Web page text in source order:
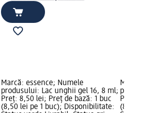
Marcă: essence; Numele
produsului: Lac unghii gel 16, 8 ml;
Preț: 8,50 lei; Preț de bază: 1 buc
(8,50 lei pe 1 buc); Disponibilitate:
Marcă:
produsului:
Preț: 8,50
(8,50 lei pe